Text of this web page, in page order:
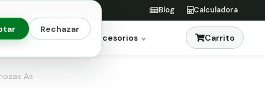
Rechazar
Blog Calculadora
Jardinería Accesorios Carrito
As